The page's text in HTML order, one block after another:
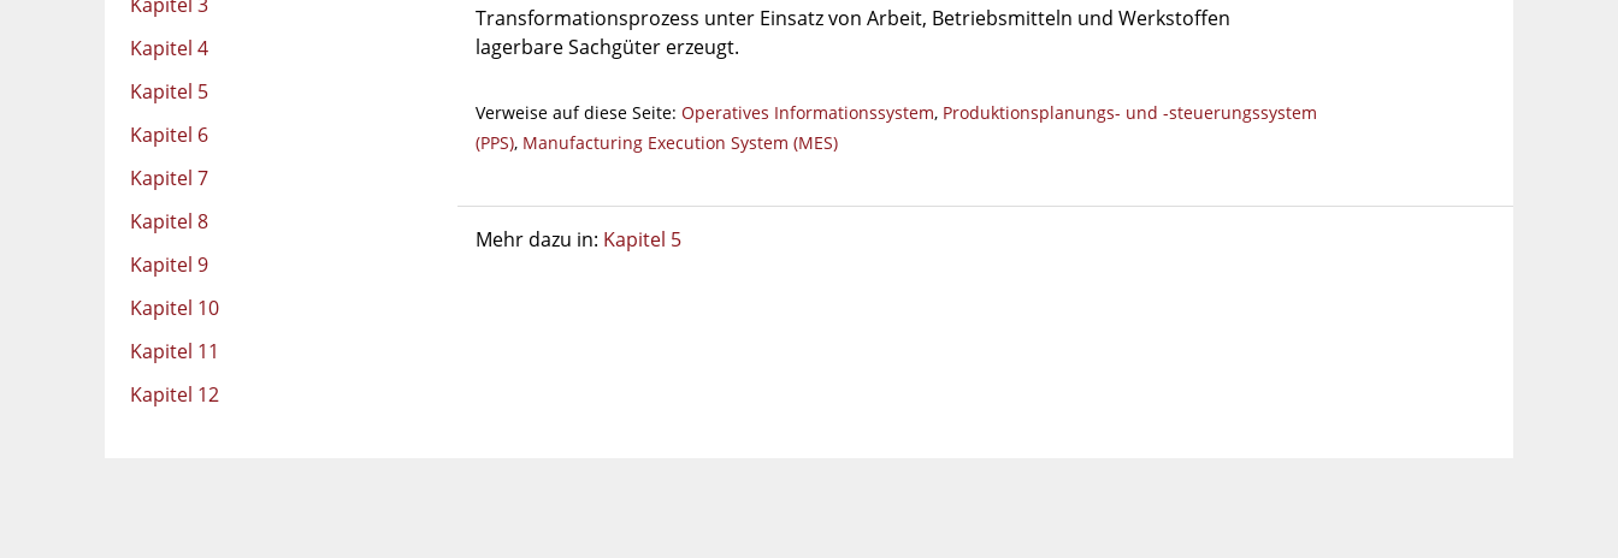
Kapitel 4
Kapitel 5
Kapitel 6
Kapitel 7
Kapitel 8
Kapitel 9
Kapitel 10
Kapitel 11
Kapitel 12
Transformationsprozess unter Einsatz von Arbeit, Betriebsmitteln und Werkstoffen
lagerbare Sachgüter erzeugt.
Verweise auf diese Seite: Operatives Informationssystem, Produktionsplanungs- und -steuerungssystem
(PPS), Manufacturing Execution System (MES)
Mehr dazu in: Kapitel 5